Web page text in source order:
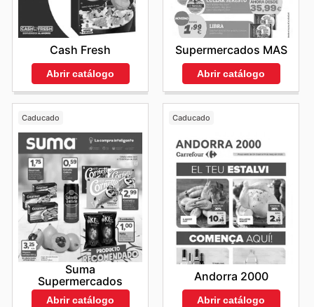
Cash Fresh
Abrir catálogo
Supermercados MAS
Abrir catálogo
Caducado
Suma
Supermercados
Abrir catálogo
Caducado
Andorra 2000
Abrir catálogo